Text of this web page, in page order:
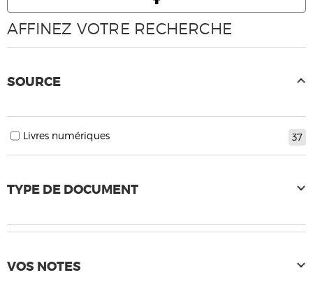
AFFINEZ VOTRE RECHERCHE
SOURCE
37
Livres numériques
TYPE DE DOCUMENT
VOS NOTES